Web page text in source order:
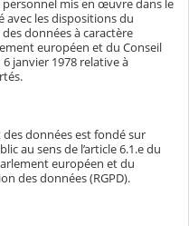
mis en œuvre dans le
avec les dispositions du
données à caractère
européen et du Conseil
janvier 1978 relative à
données est fondé sur
au sens de l’article 6.1.e du
européen et du
des données (RGPD).